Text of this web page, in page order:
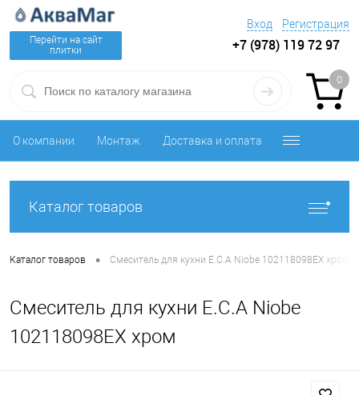
Перейти на сайт
плитки
Вход Регистрация
+7 (978) 119 72 97
0
О компании Монтаж Доставка и оплата
Каталог товаров
Каталог товаров • Смеситель для кухни E.C.A Niobe 102118098EX хром
Смеситель для кухни E.C.A Niobe
102118098EX хром